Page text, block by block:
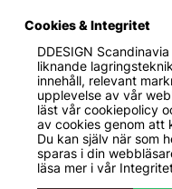
© DDESIGN.
Om oss|Privacy
Helgfria
DDESIGN Scandinavia
Cookies & Integritet
DDESIGN Scandinavia
liknande
innehåll, relevant
upplevelse av vår
läst vår cookiepolicy
av cookies genom att
Du kan själv när som
sparas i din
läsa mer i vår